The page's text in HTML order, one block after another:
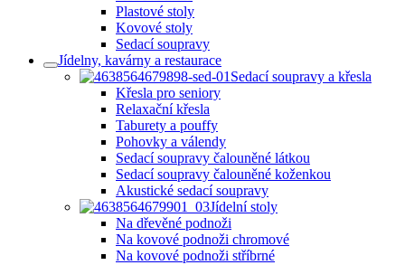
Plastové stoly
Kovové stoly
Sedací soupravy
Jídelny, kavárny a restaurace
Sedací soupravy a křesla
Křesla pro seniory
Relaxační křesla
Taburety a pouffy
Pohovky a válendy
Sedací soupravy čalouněné látkou
Sedací soupravy čalouněné koženkou
Akustické sedací soupravy
Jídelní stoly
Na dřevěné podnoži
Na kovové podnoži chromové
Na kovové podnoži stříbrné